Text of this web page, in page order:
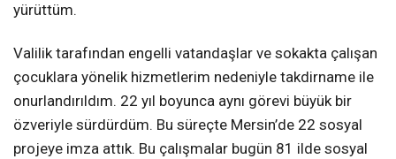
yürüttüm.
Valilik tarafından engelli vatandaşlar ve sokakta çalışan
çocuklara yönelik hizmetlerim nedeniyle takdirname ile
onurlandırıldım. 22 yıl boyunca aynı görevi büyük bir
özveriyle sürdürdüm. Bu süreçte Mersin’de 22 sosyal
projeye imza attık. Bu çalışmalar bugün 81 ilde sosyal